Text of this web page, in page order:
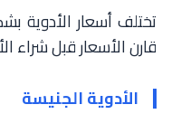
تختلف أسعار الأدوية
قارن الأسعار قبل شراء
الأدوية الجنيسة